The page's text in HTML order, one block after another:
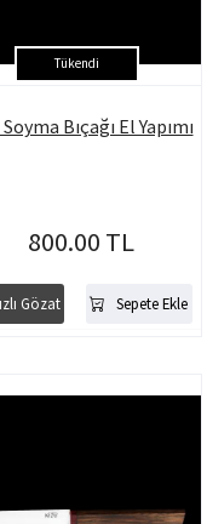
Tükendi
Gözat Sepete Ekle
Bıçağı El Yapımı
800.00 TL